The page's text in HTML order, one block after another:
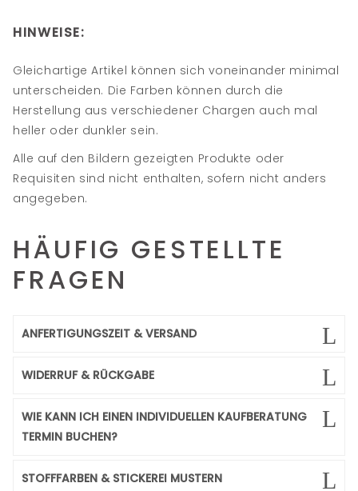
HINWEISE:
Gleichartige Artikel können sich voneinander minimal
unterscheiden. Die Farben können durch die
Herstellung aus verschiedener Chargen auch mal
heller oder dunkler sein.
Alle auf den Bildern gezeigten Produkte oder
Requisiten sind nicht enthalten, sofern nicht anders
angegeben.
HÄUFIG GESTELLTE
FRAGEN
ANFERTIGUNGSZEIT & VERSAND
WIDERRUF & RÜCKGABE
WIE KANN ICH EINEN INDIVIDUELLEN KAUFBERATUNG
TERMIN BUCHEN?
STOFFFARBEN & STICKEREI MUSTERN